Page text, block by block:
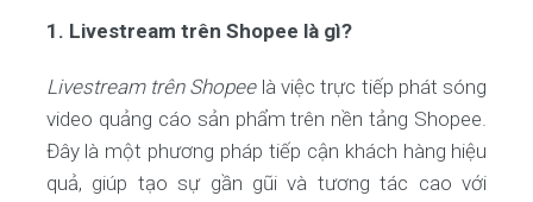
1. Livestream trên Shopee là gì?
Livestream trên Shopeelà việc trực tiếp phát sóng
video quảng cáo sản phẩm trên nền tảng Shopee.
Đây là một phương pháp tiếp cận khách hàng hiệu
quả, giúp tạo sự gần gũi và tương tác cao với